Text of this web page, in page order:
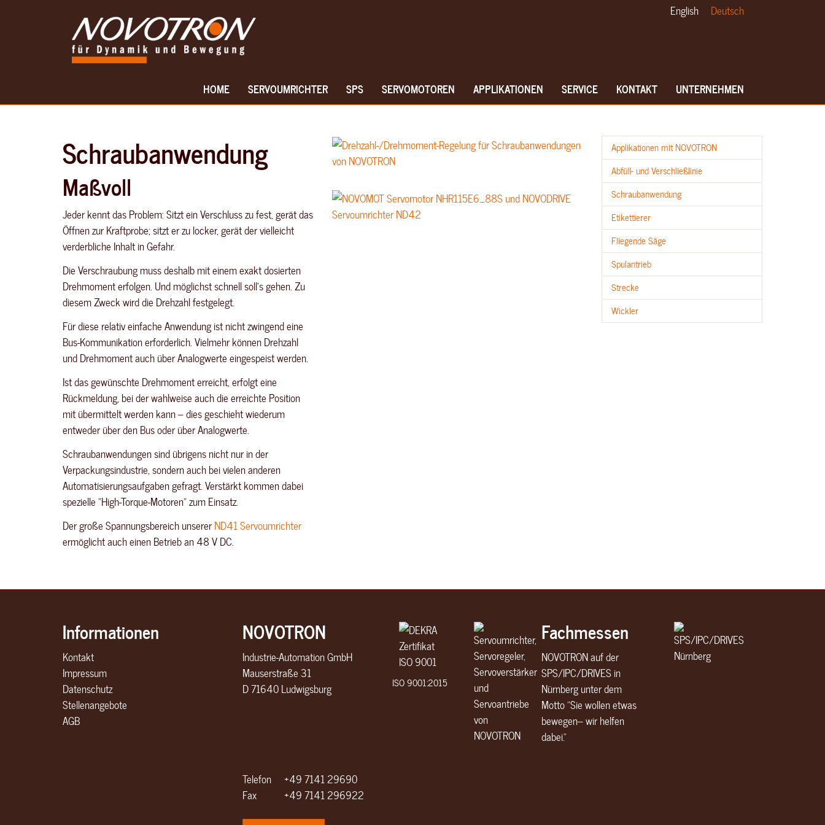
Deutsch
English
HOME SERVOUMRICHTER SPS SERVOMOTOREN APPLIKATIONEN SERVICE KONTAKT UNTERNEHMEN
Schraubanwendung
Maßvoll
Jeder kennt das Problem: Sitzt ein Verschluss zu fest, gerät das
Öffnen zur Kraftprobe; sitzt er zu locker, gerät der vielleicht
verderbliche Inhalt in Gefahr.
Die Verschraubung muss deshalb mit einem exakt dosierten
Drehmoment erfolgen. Und möglichst schnell soll’s gehen. Zu
diesem Zweck wird die Drehzahl festgelegt.
Für diese relativ einfache Anwendung ist nicht zwingend eine
Bus-Kommunikation erforderlich. Vielmehr können Drehzahl
und Drehmoment auch über Analogwerte eingespeist werden.
Ist das gewünschte Drehmoment erreicht, erfolgt eine
Rückmeldung, bei der wahlweise auch die erreichte Position
mit übermittelt werden kann – dies geschieht wiederum
entweder über den Bus oder über Analogwerte.
Schraubanwendungen sind übrigens nicht nur in der
Verpackungsindustrie, sondern auch bei vielen anderen
Automatisierungsaufgaben gefragt. Verstärkt kommen dabei
spezielle "High-Torque-Motoren" zum Einsatz.
Der große Spannungsbereich unsererND41 Servoumrichter
ermöglicht auch einen Betrieb an 48 V DC.
Applikationen mit NOVOTRON
Abfüll- und Verschließlinie
Schraubanwendung
Etikettierer
Fliegende Säge
Spulantrieb
Strecke
Wickler
Informationen
Kontakt
Impressum
Datenschutz
Stellenangebote
AGB
ISO 9001:2015
NOVOTRON
Industrie-Automation GmbH
Mauserstraße 31
D 71640 Ludwigsburg
Telefon
+49 7141 29690
Fax
+49 7141 296922
Fachmessen
NOVOTRON auf der
SPS/IPC/DRIVES in
Nürnberg unter dem
Motto "Sie wollen etwas
bewegen– wir helfen
dabei."